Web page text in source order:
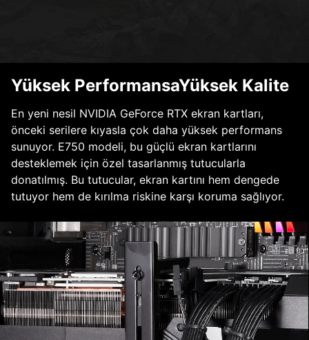
Yüksek PerformansaYüksek Kalite
En yeni nesil NVIDIA GeForce RTX ekran kartları,
önceki serilere kıyasla çok daha yüksek performans
sunuyor. E750 modeli, bu güçlü ekran kartlarını
desteklemek için özel tasarlanmış tutucularla
donatılmış. Bu tutucular, ekran kartını hem dengede
tutuyor hem de kırılma riskine karşı koruma sağlıyor.